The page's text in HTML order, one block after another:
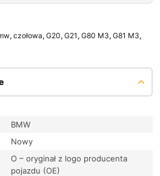
, czołowa, G20, G21 , G80 M3, G81 M3,
BMW
Nowy
O – oryginał z logo producenta
pojazdu (OE)